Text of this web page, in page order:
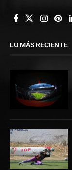
LO MÁS RECIENTE